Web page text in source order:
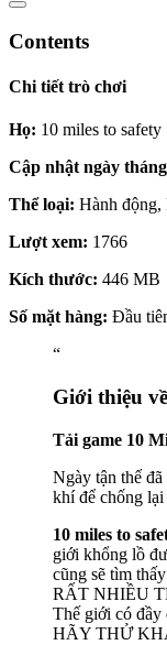
Contents
Chi tiết trò chơi
Họ: 10 miles to safety
Cập nhật ngày
Thể loại: Hành động,
Lượt xem: 1766
Kích thước: 446 MB
Số mặt hàng: Đầu
“
Giới thiệu
Tải game 10
Ngày tận thế
khí để chống lại
10 miles to
giới khổng lồ
cũng sẽ tìm
RẤT NHIỀU
Thế giới có đầy
HÃY THỬ